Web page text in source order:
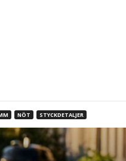
NÖT STYCKDETALJER